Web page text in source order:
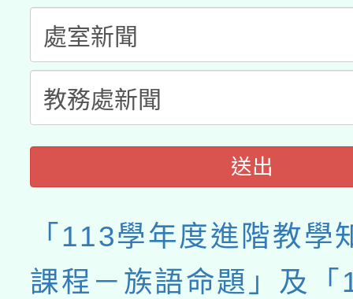
送出
「113學年度進階教學
課程－族語命題」及